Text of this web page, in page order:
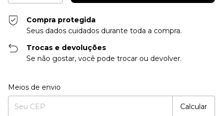
Compra protegida
Seus dados cuidados durante toda a compra.
Trocas e devoluções
Se não gostar, você pode trocar ou devolver.
Entregas para o CEP:
Meios de envio
Calcular